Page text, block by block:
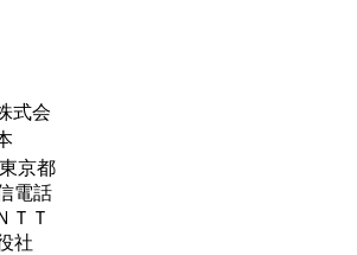
式会
京都
電話
ＴＴ
社